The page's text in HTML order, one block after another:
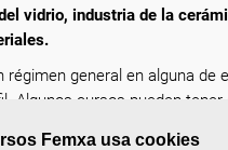
Femxa usa cookies
vidrio, industria de la
general en alguna de
Algunos cursos pueden tener